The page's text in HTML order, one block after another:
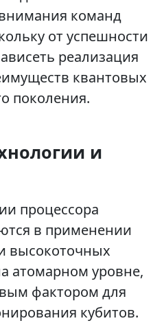
команд
от успешности
реализация
квантовых
поколения.
и
процессора
в применении
высокоточных
атомарном уровне,
фактором для
кубитов.